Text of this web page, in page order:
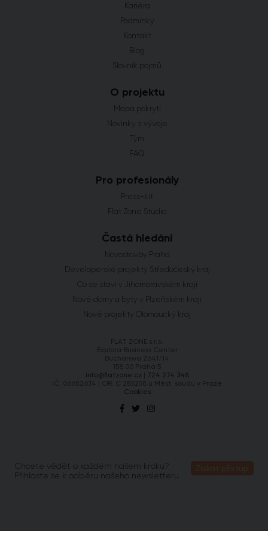
Kariéra
Podmínky
Kontakt
Blog
Slovník pojmů
O projektu
Mapa pokrytí
Novinky z vývoje
Tým
FAQ
Pro profesionály
Press-kit
Flat Zone Studio
Častá hledání
Novostavby Praha
Developerské projekty Středočeský kraj
Co se staví v Jihomoravském kraji
Nové domy a byty v Plzeňském kraji
Nové projekty Olomoucký kraj
FLAT ZONE s.r.o.
Explora Business Center
Bucharova 2641/14
158 00 Praha 5
info@flatzone.cz
724 274 348
IČ: 06682634 | OR: C 285258 u Měst. soudu v Praze
Cookies
Chcete vědět o každém našem kroku?
Přihlaste se k odběru našeho newsletteru
Získat přístup